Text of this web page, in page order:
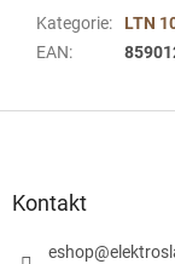
Kategorie:
LTN
EAN:
Kontakt
eshop@